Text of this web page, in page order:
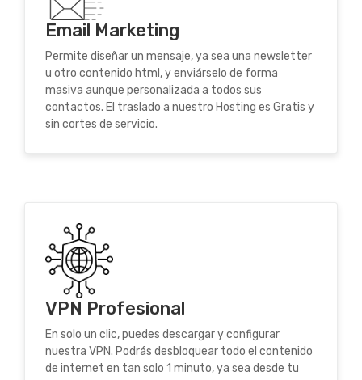
Email Marketing
Permite diseñar un mensaje, ya sea una newsletter
u otro contenido html, y enviárselo de forma
masiva aunque personalizada a todos sus
contactos. El traslado a nuestro Hosting es Gratis y
sin cortes de servicio.
VPN Profesional
En solo un clic, puedes descargar y configurar
nuestra VPN. Podrás desbloquear todo el contenido
de internet en tan solo 1 minuto, ya sea desde tu